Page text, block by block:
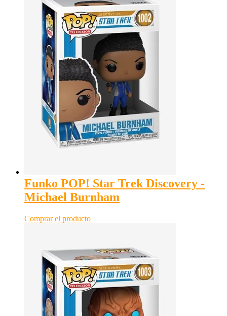
Funko POP! Star Trek Discovery -
Michael Burnham
Comprar el producto